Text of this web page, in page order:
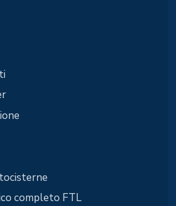
completo FTL